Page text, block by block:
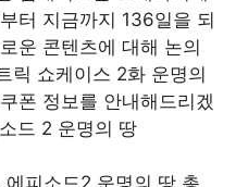
터 지금까지 136일을 되
운 콘텐츠에 대해 논의
릭 쇼케이스 2화 운명의
폰 정보를 안내해드리겠
드 2 운명의 땅